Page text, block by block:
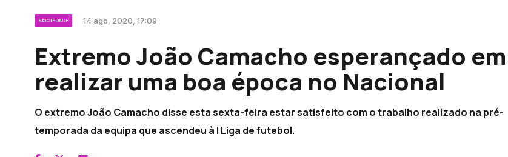
SOCIEDADE 14 ago, 2020, 17:09
Extremo João Camacho esperançado em
realizar uma boa época no Nacional
O extremo João Camacho disse esta sexta-feira estar satisfeito com o trabalho realizado na pré-
temporada da equipa que ascendeu à I Liga de futebol.